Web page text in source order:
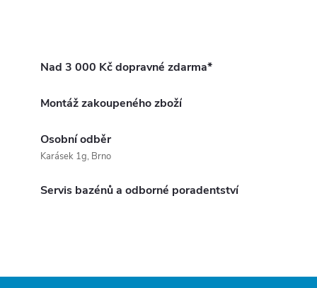
Nad 3 000 Kč dopravné zdarma*
Montáž zakoupeného zboží
Osobní odběr
Karásek 1g, Brno
Servis bazénů a odborné poradentství